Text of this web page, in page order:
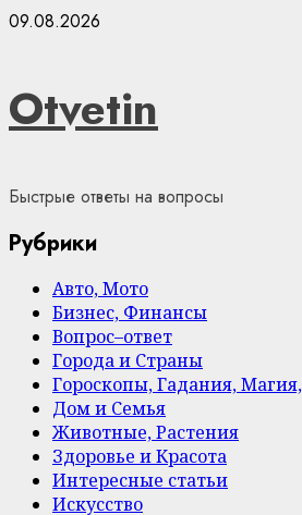
Skip
09.08.2026
Otvetin
Быстрые ответы на вопросы
Рубрики
Авто, Мото
Бизнес, Финансы
Вопрос–ответ
Города и Страны
Гороскопы, Гадания,
Дом и Семья
Животные, Растения
Здоровье и Красота
Интересные статьи
Искусство